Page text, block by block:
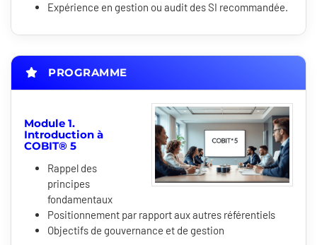
Expérience en gestion ou audit des SI recommandée.
PROGRAMME
Module 1.
Introduction à
COBIT® 5
Rappel des
principes
fondamentaux
Positionnement par rapport aux autres référentiels
Objectifs de gouvernance et de gestion